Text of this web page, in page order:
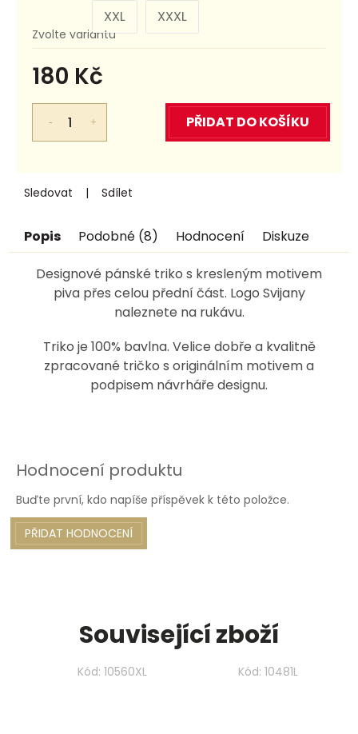
Zvolte variantu
180 Kč
Měrná
cena:
PŘIDAT DO KOŠÍKU
XXL XXXL
Sledovat Sdílet
Popis Podobné (8) Hodnocení Diskuze
Designové pánské triko s kresleným motivem
piva přes celou přední část. Logo Svijany
naleznete na rukávu.
Triko je 100% bavlna. Velice dobře a kvalitně
zpracované tričko s originálním motivem a
podpisem návrháře designu.
Hodnocení produktu
Buďte první, kdo napíše příspěvek k této položce.
PŘIDAT HODNOCENÍ
Související zboží
Kód: 10560XL Kód: 10481L